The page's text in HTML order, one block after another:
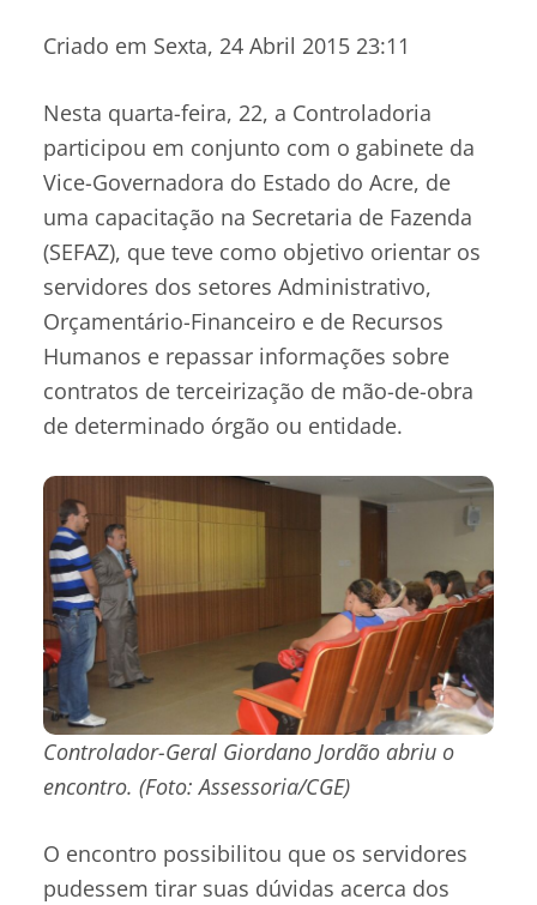
Criado em Sexta, 24 Abril 2015 23:11
Nesta quarta-feira, 22, a Controladoria
participou em conjunto com o gabinete da
Vice-Governadora do Estado do Acre, de
uma capacitação na Secretaria de Fazenda
(SEFAZ), que teve como objetivo orientar os
servidores dos setores Administrativo,
Orçamentário-Financeiro e de Recursos
Humanos e repassar informações sobre
contratos de terceirização de mão-de-obra
de determinado órgão ou entidade.
Controlador-Geral Giordano Jordão abriu o
encontro. (Foto: Assessoria/CGE)
O encontro possibilitou que os servidores
pudessem tirar suas dúvidas acerca dos